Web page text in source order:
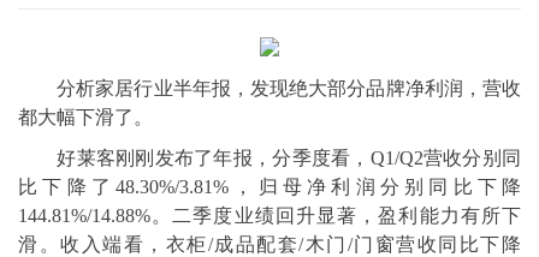
分析家居行业半年报，发现绝大部分品牌净利润，营收
都大幅下滑了。
好莱客刚刚发布了年报，分季度看，Q1/Q2营收分别同
比下降了48.30%/3.81%，归母净利润分别同比下降
144.81%/14.88%。二季度业绩回升显著，盈利能力有所下
滑。收入端看，衣柜/成品配套/木门/门窗营收同比下降